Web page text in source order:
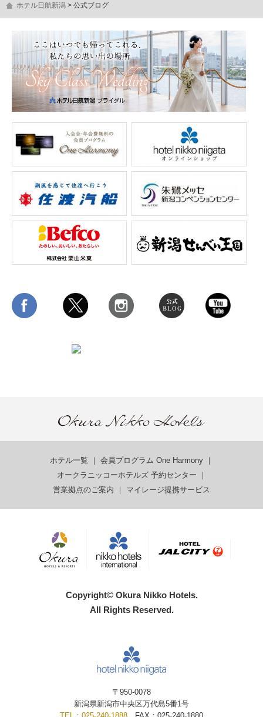
ホテル日航新潟 公式ブログ
ホテル一覧 ｜ 会員プログラム One Harmony ｜
オークラニッコーホテルズ 予約センター ｜
営業拠点のご案内 ｜ マイレージ提携サービス
Copyright© Okura Nikko Hotels.
All Rights Reserved.
〒950-0078
新潟県新潟市中央区万代島5番1号